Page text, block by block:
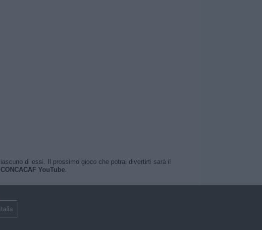
di essi. Il prossimo gioco che potrai divertirti sarà il
YouTube.
Italia